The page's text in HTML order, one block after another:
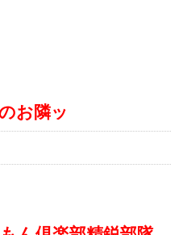
お隣ッ